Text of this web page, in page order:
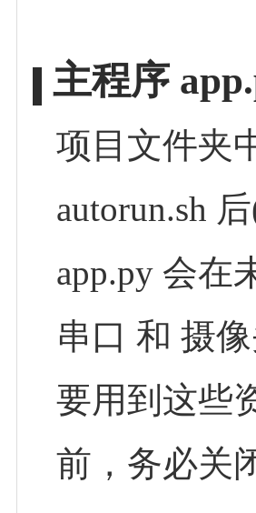
主程序
项目文件夹
autorun.sh
app.py 会在
串口 和 摄
要用到这些
前，务必关